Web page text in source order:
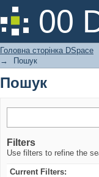
00
Пошук
Головна сторінка DSpace
→
Пошук
Пошук
Filters
Use filters to refine the
Current Filters: